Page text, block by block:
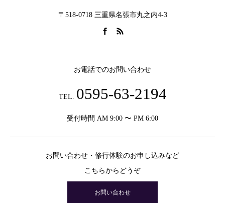
〒518-0718 三重県名張市丸之内4-3
お電話でのお問い合わせ
TEL. 0595-63-2194
受付時間 AM 9:00 〜 PM 6:00
お問い合わせ・修行体験のお申し込みなど
こちらからどうぞ
お問い合わせ